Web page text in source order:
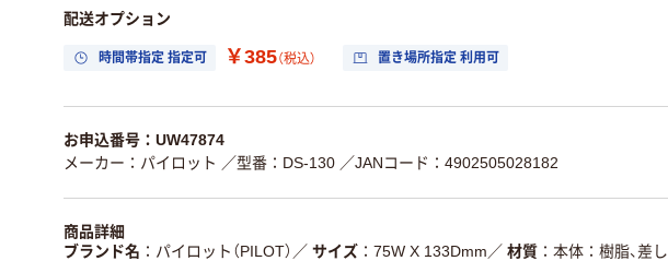
配送オプション
時間帯指定 指定可 ￥385（税込） 置き場所指定 利用可
お申込番号：UW47874
メーカー：パイロット ／型番：DS-130 ／JANコード：4902505028182
商品詳細
ブランド名
パイロット（PILOT） ／ サイズ 75W X 133Dmm ／ 材質
本体：樹脂、差し